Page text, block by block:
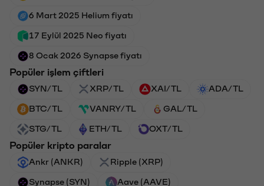
6 Mart 2025 Helium fiyatı
17 Eylül 2025 Neo fiyatı
8 Ocak 2026 Synapse fiyatı
Popüler işlem çiftleri
SYN/TL XRP/TL XAI/TL ADA/TL
BTC/TL VANRY/TL GAL/TL
STG/TL ETH/TL OXT/TL
Popüler kripto paralar
Ankr (ANKR) Ripple (XRP)
Synapse (SYN) Aave (AAVE)